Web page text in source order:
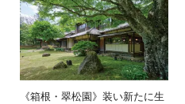
《箱根・翠松園》装い新たに生